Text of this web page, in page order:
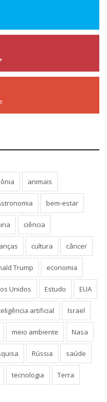
animais
bem-estar
ciência
cultura câncer
Trump economia
Unidos Estudo EUA
artificial Israel
meio ambiente Nasa
Rússia saúde
tecnologia Terra